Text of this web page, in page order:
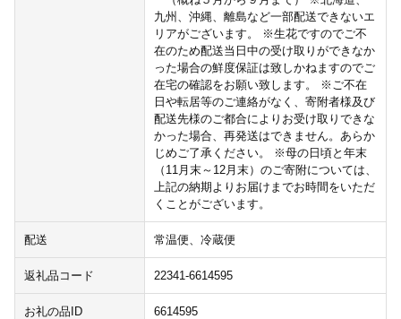
九州、沖縄、離島など一部配送できないエ
リアがございます。 ※生花ですのでご不
在のため配送当日中の受け取りができなか
った場合の鮮度保証は致しかねますのでご
在宅の確認をお願い致します。 ※ご不在
日や転居等のご連絡がなく、寄附者様及び
配送先様のご都合によりお受け取りできな
かった場合、再発送はできません。あらか
じめご了承ください。 ※母の日頃と年末
（11月末～12月末）のご寄附については、
上記の納期よりお届けまでお時間をいただ
くことがございます。
配送 常温便、冷蔵便
返礼品コード 22341-6614595
お礼の品ID 6614595